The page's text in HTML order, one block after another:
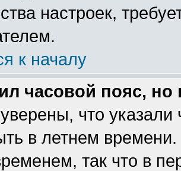
настроек,
к началу
часовой пояс,
что указали
в летнем
так что в